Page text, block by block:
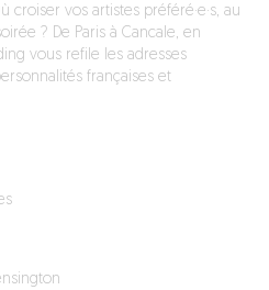
croiser vos artistes préféré·e·s, au
? De Paris à Cancale, en
vous refile les adresses
françaises et